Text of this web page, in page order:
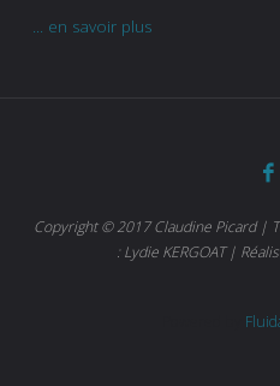
... en savoir plus
Copyright © 2017 Claudine Picard |
: Lydie KERGOAT |